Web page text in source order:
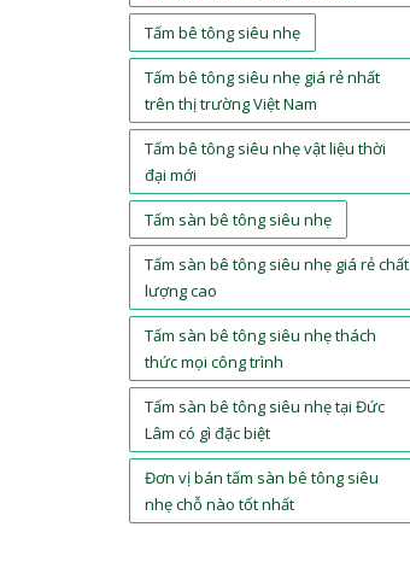
Tấm bê tông siêu nhẹ
Tấm bê tông siêu nhẹ giá rẻ nhất
trên thị trường Việt Nam
Tấm bê tông siêu nhẹ vật liệu thời
đại mới
Tấm sàn bê tông siêu nhẹ
Tấm sàn bê tông siêu nhẹ giá rẻ chất
lượng cao
Tấm sàn bê tông siêu nhẹ thách
thức mọi công trình
Tấm sàn bê tông siêu nhẹ tại Đức
Lâm có gì đặc biệt
Đơn vị bán tấm sàn bê tông siêu
nhẹ chỗ nào tốt nhất